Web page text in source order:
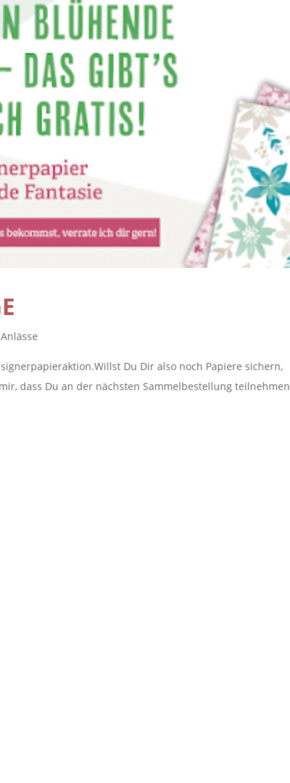
Anlässe
Du Dir also noch Papiere sichern,
dass Du an der nächsten Sammelbestellung teilnehmen